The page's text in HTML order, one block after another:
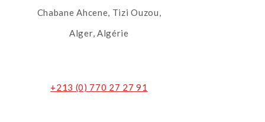
Chabane Ahcene, Tizi Ouzou,
Alger, Algérie
+213 (0) 770 27 27 91